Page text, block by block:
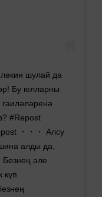
шулай да
Бу юлларны
#Repost
・・・ Алсу
алды да,
Безнең әле
күп